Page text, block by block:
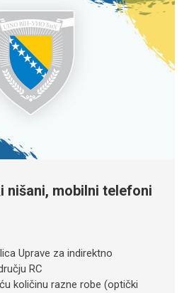
nišani, mobilni telefoni
Uprave za indirektno
RC
količinu razne robe (optički